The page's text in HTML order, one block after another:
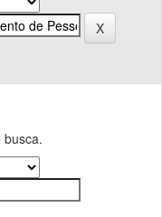
busca.